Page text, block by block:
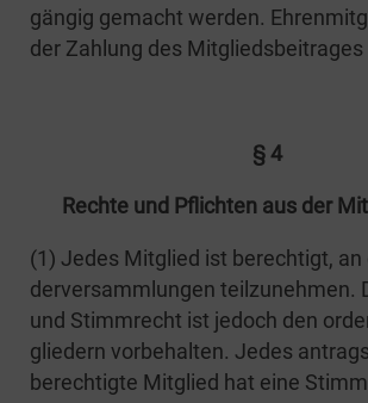
gän­gig gemacht wer­den.
der Zah­lung des
§ 4
Rech­te und Pflich­ten aus der
(1) Jedes Mit­glied ist berech­tigt,
der­ver­samm­lun­gen teil­zu­neh­men.
und Stimm­recht ist jedoch den
glie­dern vor­be­hal­ten. Jedes
be­rech­tig­te Mit­glied hat eine